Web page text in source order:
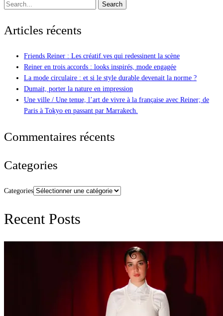
Search
Articles récents
Friends Reiner : Les créatif.ves qui redessinent la scène
Reiner en trois accords : looks inspirés, mode engagée
La mode circulaire : et si le style durable devenait la norme ?
Dumait, porter la nature en impression
Une ville / Une tenue, l’art de vivre à la française avec Reiner; de
Paris à Tokyo en passant par Marrakech.
Commentaires récents
Categories
Categories
Recent Posts